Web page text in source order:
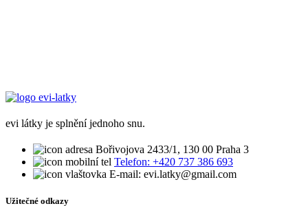
evi látky je splnění jednoho snu.
Bořivojova 2433/1, 130 00 Praha 3
Telefon: +420 737 386 693
E-mail: evi.latky@gmail.com
Užitečné odkazy